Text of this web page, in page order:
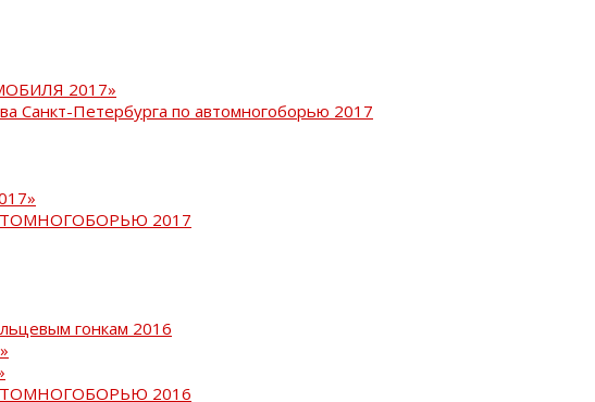
2017»
Санкт-Петербурга по автомногоборью 2017
2017
гонкам 2016
2016